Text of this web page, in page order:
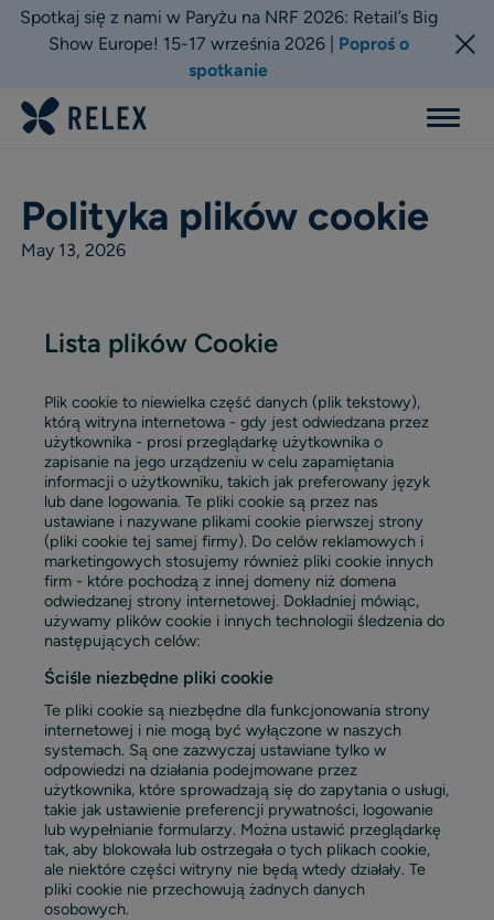
Spotkaj się z nami w Paryżu na NRF 2026: Retail’s Big
Show Europe! 15-17 września 2026 | Poproś o
spotkanie
Menu
Polityka plików cookie
May 13, 2026
Lista plików Cookie
Plik cookie to niewielka część danych (plik tekstowy),
którą witryna internetowa - gdy jest odwiedzana przez
użytkownika - prosi przeglądarkę użytkownika o
zapisanie na jego urządzeniu w celu zapamiętania
informacji o użytkowniku, takich jak preferowany język
lub dane logowania. Te pliki cookie są przez nas
ustawiane i nazywane plikami cookie pierwszej strony
(pliki cookie tej samej firmy). Do celów reklamowych i
marketingowych stosujemy również pliki cookie innych
firm - które pochodzą z innej domeny niż domena
odwiedzanej strony internetowej. Dokładniej mówiąc,
używamy plików cookie i innych technologii śledzenia do
następujących celów:
Ściśle niezbędne pliki cookie
Te pliki cookie są niezbędne dla funkcjonowania strony
internetowej i nie mogą być wyłączone w naszych
systemach. Są one zazwyczaj ustawiane tylko w
odpowiedzi na działania podejmowane przez
użytkownika, które sprowadzają się do zapytania o usługi,
takie jak ustawienie preferencji prywatności, logowanie
lub wypełnianie formularzy. Można ustawić przeglądarkę
tak, aby blokowała lub ostrzegała o tych plikach cookie,
ale niektóre części witryny nie będą wtedy działały. Te
pliki cookie nie przechowują żadnych danych
osobowych.